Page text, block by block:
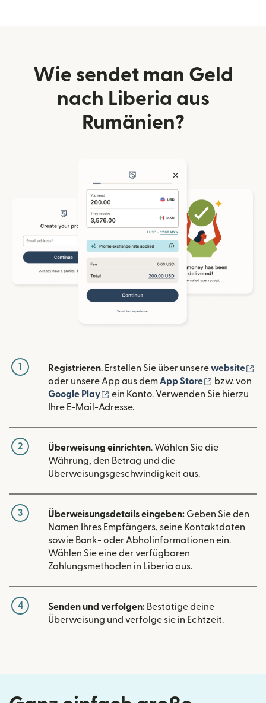
Wie sendet man Geld
nach Liberia aus
Rumänien?
1 Registrieren. Erstellen Sie über unserewebsite
oder unsere App aus dem App Store (wird in
bzw. von
Google Play
(wird in einem neuen Fenster
ein Konto. Verwenden Sie hierzu
Ihre E-Mail-Adresse.
2 Überweisung einrichten. Wählen Sie die
Währung, den Betrag und die
Überweisungsgeschwindigkeit aus.
3 Überweisungsdetails eingeben: Geben Sie den
Namen Ihres Empfängers, seine Kontaktdaten
sowie Bank- oder Abholinformationen ein.
Wählen Sie eine der verfügbaren
Zahlungsmethoden in Liberia aus.
4 Senden und verfolgen: Bestätige deine
Überweisung und verfolge sie in Echtzeit.